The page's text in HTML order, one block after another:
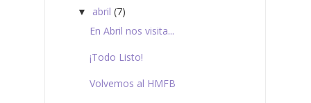
▼ abril (7)
En Abril nos visita...
¡Todo Listo!
Volvemos al HMFB